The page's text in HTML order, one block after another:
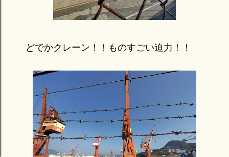
どでかクレーン！！ものすごい迫力！！